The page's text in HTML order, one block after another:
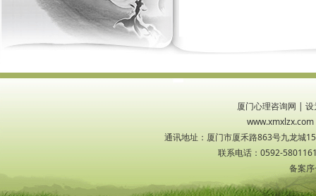
厦门心理咨询网 | 设
通讯地址：厦门市厦禾路863号九龙城
联系电话：0592-
备案